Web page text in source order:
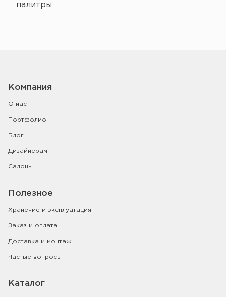
палитры
Компания
О нас
Портфолио
Блог
Дизайнерам
Салоны
Полезное
Хранение и эксплуатация
Заказ и оплата
Доставка и монтаж
Частые вопросы
Каталог